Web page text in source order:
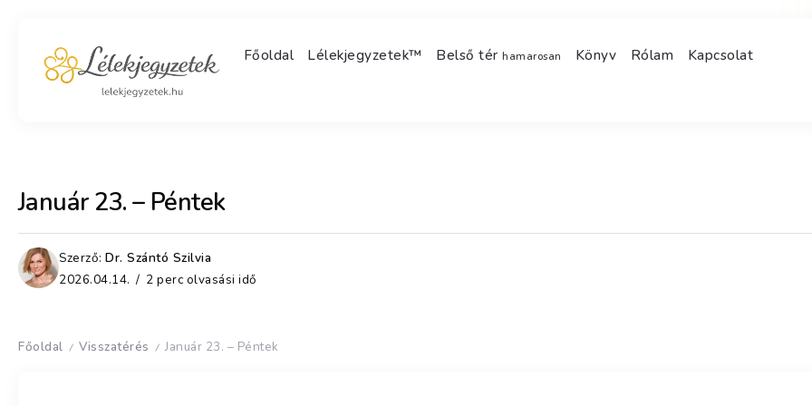
Főoldal Lélekjegyzetek™ Belső térhamarosan Könyv Rólam Kapcsolat
Január 23. – Péntek
Szerző: Dr. Szántó Szilvia
2026.04.14.
2 perc olvasási idő
Főoldal / Visszatérés / Január 23. – Péntek